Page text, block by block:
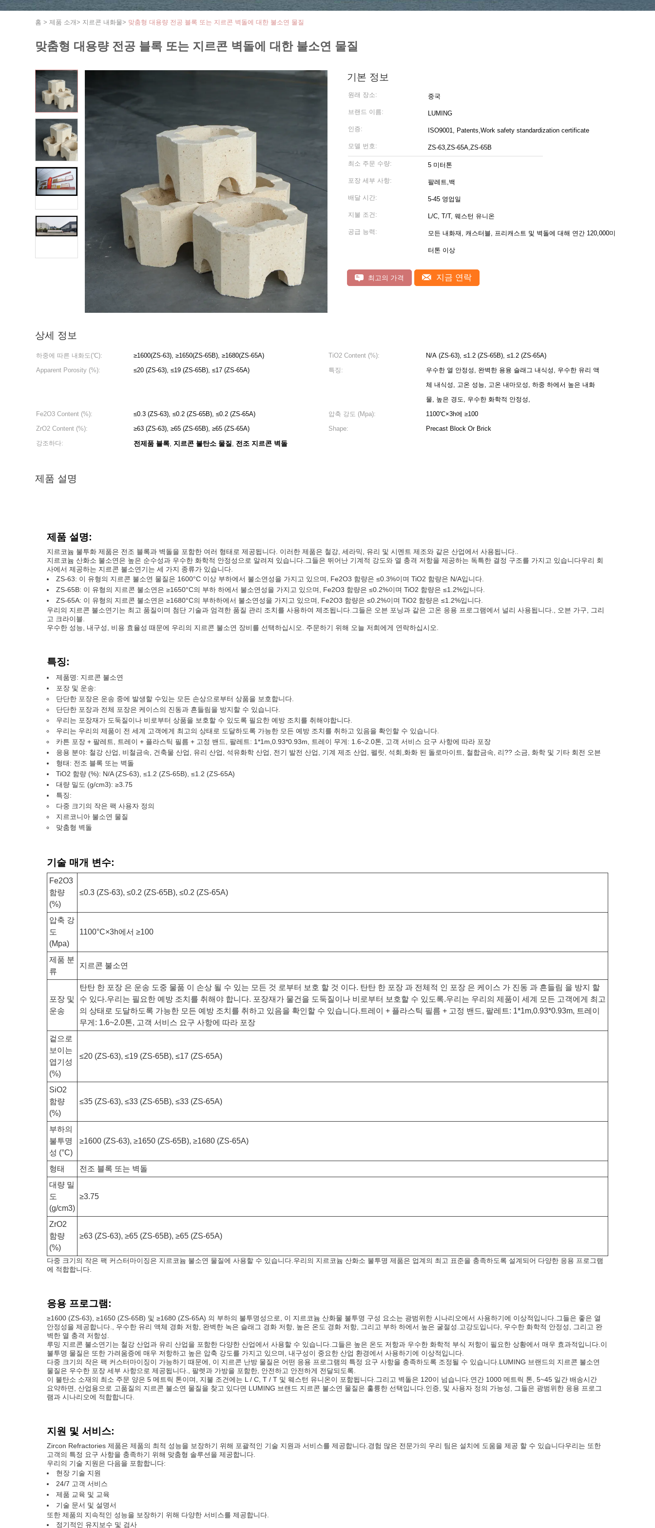
홈 > 제품 소개> 지르콘 내화물> 맞춤형 대용량 전공 블록 또는 지르콘 벽돌에 대한 불소연 물질
맞춤형 대용량 전공 블록 또는 지르콘 벽돌에 대한 불소연 물질
기본 정보
원래 장소: 중국
브랜드 이름: LUMING
인증: ISO9001, Patents,Work safety standardization certificate
모델 번호: ZS-63,ZS-65A,ZS-65B
최소 주문 수량: 5 미터톤
포장 세부 사항: 팔레트,백
배달 시간: 5-45 영업일
지불 조건: L/C, T/T, 웨스턴 유니온
공급 능력: 모든 내화재, 캐스터블, 프리캐스트 및 벽돌에 대해 연간 120,000미
터톤 이상
최고의 가격 지금 연락
상세 정보
하중에 따른 내화도(℃): ≥1600(ZS-63), ≥1650(ZS-65B), ≥1680(ZS-65A) TiO2 Content (%):
N/A (ZS-63), ≤1.2 (ZS-65B), ≤1.2 (ZS-65A)
Apparent Porosity (%):
≤20 (ZS-63), ≤19 (ZS-65B), ≤17 (ZS-65A) 특징:
우수한 열 안정성, 완벽한 용융 슬래그 내식성, 우수한 유리 액
체 내식성, 고온 성능, 고온 내마모성, 하중 하에서 높은 내화
물, 높은 경도, 우수한 화학적 안정성,
Fe2O3 Content (%):
≤0.3 (ZS-63), ≤0.2 (ZS-65B), ≤0.2 (ZS-65A) 압축 강도 (Mpa):
1100℃×3h에 ≥100
ZrO2 Content (%):
≥63 (ZS-63), ≥65 (ZS-65B), ≥65 (ZS-65A) Shape:
Precast Block Or Brick
강조하다:
전제품 블록, 지르콘 불탄소 물질 , 전조 지르콘 벽돌
제품 설명
제품 설명:
지르코늄 불투화 제품은 전조 블록과 벽돌을 포함한 여러 형태로 제공됩니다. 이러한 제품은 철강, 세라믹, 유리 및 시멘트 제조와 같은 산업에서 사용됩니다..
지르코늄 산화소 불소연은 높은 순수성과 우수한 화학적 안정성으로 알려져 있습니다.그들은 뛰어난 기계적 강도와 열 충격 저항을 제공하는 독특한 결정 구조를 가지고 있습니다우리 회
사에서 제공하는 지르콘 불소연기는 세 가지 종류가 있습니다.
ZS-63: 이 유형의 지르콘 불소연 물질은 1600°C 이상 부하에서 불소연성을 가지고 있으며, Fe2O3 함량은 ≤0.3%이며 TiO2 함량은 N/A입니다.
ZS-65B: 이 유형의 지르콘 불소연은 ≥1650°C의 부하 하에서 불소연성을 가지고 있으며, Fe2O3 함량은 ≤0.2%이며 TiO2 함량은 ≤1.2%입니다.
ZS-65A: 이 유형의 지르콘 불소연은 ≥1680°C의 부하하에서 불소연성을 가지고 있으며, Fe2O3 함량은 ≤0.2%이며 TiO2 함량은 ≤1.2%입니다.
우리의 지르콘 불소연기는 최고 품질이며 첨단 기술과 엄격한 품질 관리 조치를 사용하여 제조됩니다.그들은 오븐 포닝과 같은 고온 응용 프로그램에서 널리 사용됩니다., 오븐 가구, 그리
고 크라이블.
우수한 성능, 내구성, 비용 효율성 때문에 우리의 지르콘 불소연 장비를 선택하십시오. 주문하기 위해 오늘 저희에게 연락하십시오.
특징:
제품명: 지르콘 불소연
포장 및 운송:
단단한 포장은 운송 중에 발생할 수있는 모든 손상으로부터 상품을 보호합니다.
단단한 포장과 전체 포장은 케이스의 진동과 흔들림을 방지할 수 있습니다.
우리는 포장재가 도둑질이나 비로부터 상품을 보호할 수 있도록 필요한 예방 조치를 취해야합니다.
우리는 우리의 제품이 전 세계 고객에게 최고의 상태로 도달하도록 가능한 모든 예방 조치를 취하고 있음을 확인할 수 있습니다.
카튼 포장 + 팔레트, 트레이 + 플라스틱 필름 + 고정 밴드, 팔레트: 1*1m,0.93*0.93m, 트레이 무게: 1.6~2.0톤, 고객 서비스 요구 사항에 따라 포장
응용 분야: 철강 산업, 비철금속, 건축물 산업, 유리 산업, 석유화학 산업, 전기 발전 산업, 기계 제조 산업, 펠릿, 석회,화화 된 돌로마이트, 철합금속, 리?? 소금, 화학 및 기타 회전 오븐
형태: 전조 블록 또는 벽돌
TiO2 함량 (%): N/A (ZS-63), ≤1.2 (ZS-65B), ≤1.2 (ZS-65A)
대량 밀도 (g/cm3): ≥3.75
특징:
다중 크기의 작은 팩 사용자 정의
지르코니아 불소연 물질
맞춤형 벽돌
기술 매개 변수:
Fe2O3
함량
(%)
≤0.3 (ZS-63), ≤0.2 (ZS-65B), ≤0.2 (ZS-65A)
압축 강
도
(Mpa)
1100°C×3h에서 ≥100
제품 분
류
지르콘 불소연
포장 및
운송
탄탄 한 포장 은 운송 도중 물품 이 손상 될 수 있는 모든 것 로부터 보호 할 것 이다. 탄탄 한 포장 과 전체적 인 포장 은 케이스 가 진동 과 흔들림 을 방지 할
수 있다.우리는 필요한 예방 조치를 취해야 합니다. 포장재가 물건을 도둑질이나 비로부터 보호할 수 있도록.우리는 우리의 제품이 세계 모든 고객에게 최고
의 상태로 도달하도록 가능한 모든 예방 조치를 취하고 있음을 확인할 수 있습니다.트레이 + 플라스틱 필름 + 고정 밴드, 팔레트: 1*1m,0.93*0.93m, 트레이
무게: 1.6~2.0톤, 고객 서비스 요구 사항에 따라 포장
겉으로
보이는
엽기성
(%)
≤20 (ZS-63), ≤19 (ZS-65B), ≤17 (ZS-65A)
SiO2
함량
(%)
≤35 (ZS-63), ≤33 (ZS-65B), ≤33 (ZS-65A)
부하의
불투명
성 (°C)
≥1600 (ZS-63), ≥1650 (ZS-65B), ≥1680 (ZS-65A)
형태
전조 블록 또는 벽돌
대량 밀
도
(g/cm3)
≥3.75
ZrO2
함량
(%)
≥63 (ZS-63), ≥65 (ZS-65B), ≥65 (ZS-65A)
다중 크기의 작은 팩 커스터마이징은 지르코늄 불소연 물질에 사용할 수 있습니다.우리의 지르코늄 산화소 불투명 제품은 업계의 최고 표준을 충족하도록 설계되어 다양한 응용 프로그램
에 적합합니다.
응용 프로그램:
≥1600 (ZS-63), ≥1650 (ZS-65B) 및 ≥1680 (ZS-65A) 의 부하의 불투명성으로, 이 지르코늄 산화물 불투명 구성 요소는 광범위한 시나리오에서 사용하기에 이상적입니다.그들은 좋은 열
안정성을 제공합니다., 우수한 유리 액체 경화 저항, 완벽한 녹은 슬래그 경화 저항, 높은 온도 경화 저항, 그리고 부하 하에서 높은 굴절성.고강도입니다, 우수한 화학적 안정성, 그리고 완
벽한 열 충격 저항성.
루밍 지르콘 불소연기는 철강 산업과 유리 산업을 포함한 다양한 산업에서 사용할 수 있습니다.그들은 높은 온도 저항과 우수한 화학적 부식 저항이 필요한 상황에서 매우 효과적입니다.이
불투명 물질은 또한 가려움증에 매우 저항하고 높은 압축 강도를 가지고 있으며, 내구성이 중요한 산업 환경에서 사용하기에 이상적입니다.
다중 크기의 작은 팩 커스터마이징이 가능하기 때문에, 이 지르콘 난방 물질은 어떤 응용 프로그램의 특정 요구 사항을 충족하도록 조정될 수 있습니다.LUMING 브랜드의 지르콘 불소연
물질은 우수한 포장 세부 사항으로 제공됩니다., 팔렛과 가방을 포함한, 안전하고 안전하게 전달되도록.
이 불탄소 소재의 최소 주문 양은 5 메트릭 톤이며, 지불 조건에는 L / C, T / T 및 웨스턴 유니온이 포함됩니다.그리고 벽돌은 120이 넘습니다.연간 1000 메트릭 톤, 5~45 일간 배송시간
요약하면, 산업용으로 고품질의 지르콘 불소연 물질을 찾고 있다면 LUMING 브랜드 지르콘 불소연 물질은 훌륭한 선택입니다.인증, 및 사용자 정의 가능성, 그들은 광범위한 응용 프로그
램과 시나리오에 적합합니다.
지원 및 서비스:
Zircon Refractories 제품은 제품의 최적 성능을 보장하기 위해 포괄적인 기술 지원과 서비스를 제공합니다.경험 많은 전문가의 우리 팀은 설치에 도움을 제공 할 수 있습니다우리는 또한
고객의 특정 요구 사항을 충족하기 위해 맞춤형 솔루션을 제공합니다.
우리의 기술 지원은 다음을 포함합니다:
현장 기술 지원
24/7 고객 서비스
제품 교육 및 교육
기술 문서 및 설명서
또한 제품의 지속적인 성능을 보장하기 위해 다양한 서비스를 제공합니다.
정기적인 유지보수 및 검사